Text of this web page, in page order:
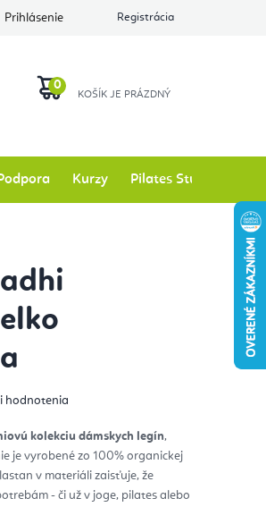
Prihlásenie Registrácia
KOŠÍK
Kurzy Pilates Studio
hodnotenia
kolekciu dámskych legín,
je vyrobené zo 100% organickej
v materiáli zaisťuje, že
- či už v joge, pilates alebo